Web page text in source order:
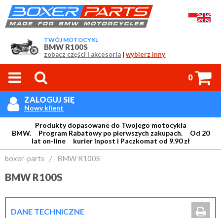
TWÓJ MOTOCYKL
BMW R100S
zobacz części i akcesoria |wybierz inny
  
0
 ZALOGUJ SIĘ
Nowy klient
Login:
Produkty dopasowane do Twojego motocykla
BMW. Program Rabatowy po pierwszych zakupach. Od 20
lat on-line kurier Inpost i Paczkomat od 9.90 zł
boxer-parts / BMW R100S
BMW R100S

DANE TECHNICZNE